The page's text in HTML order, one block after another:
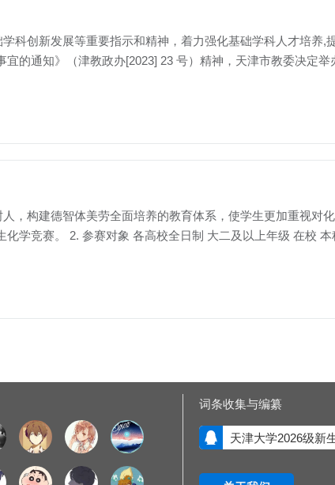
科创新发展等重要指示和精神，着力强化基础学科人才培养,
的通知》（津教政办[2023] 23 号）精神，天津市教委决定举
，构建德智体美劳全面培养的教育体系，使学生更加重视对
学竞赛。 2. 参赛对象 各高校全日制 大二及以上年级 在校 本
词条收集与编纂
天津大学2026级新